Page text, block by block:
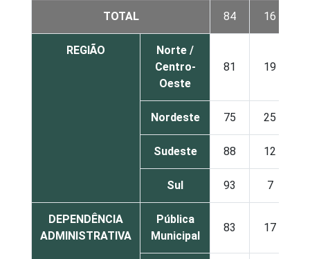
TOTAL 84 16
REGIÃO
Norte /
Centro-
Oeste
81 19
Nordeste 75 25
Sudeste 88 12
Sul 93 7
DEPENDÊNCIA
ADMINISTRATIVA
Pública
Municipal
83 17